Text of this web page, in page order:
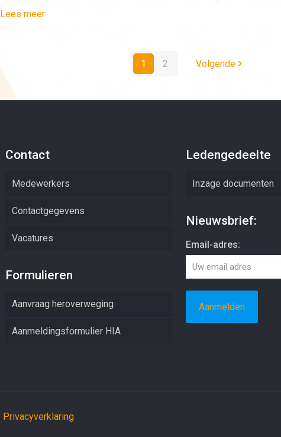
Lees meer
1 2 Volgende
Contact
Medewerkers
Contactgegevens
Vacatures
Formulieren
Aanvraag heroverweging
Aanmeldingsformulier HIA
Ledengedeelte
Inzage documenten
Nieuwsbrief:
Email-adres:
Privacyverklaring